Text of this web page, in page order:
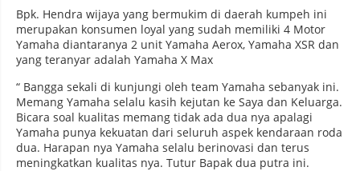
Bpk. Hendra wijaya yang bermukim di daerah kumpeh ini
merupakan konsumen loyal yang sudah memiliki 4 Motor
Yamaha diantaranya 2 unit Yamaha Aerox, Yamaha XSR dan
yang teranyar adalah Yamaha X Max
“ Bangga sekali di kunjungi oleh team Yamaha sebanyak ini.
Memang Yamaha selalu kasih kejutan ke Saya dan Keluarga.
Bicara soal kualitas memang tidak ada dua nya apalagi
Yamaha punya kekuatan dari seluruh aspek kendaraan roda
dua. Harapan nya Yamaha selalu berinovasi dan terus
meningkatkan kualitas nya. Tutur Bapak dua putra ini.